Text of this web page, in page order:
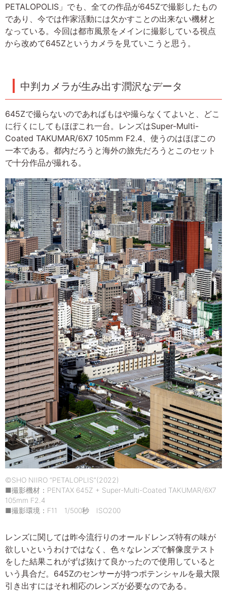
PETALOPOLIS」でも、全ての作品が645Zで撮影したもの
であり、今では作家活動には欠かすことの出来ない機材と
なっている。今回は都市風景をメインに撮影している視点
から改めて645Zというカメラを見ていこうと思う。
中判カメラが生み出す潤沢なデータ
645Zで撮らないのであればもはや撮らなくてよいと、どこ
に行くにしてもほぼこれ一台。レンズはSuper-Multi-
Coated TAKUMAR/6X7 105mm F2.4、使うのはほぼこの
一本である。都内だろうと海外の旅先だろうとこのセット
で十分作品が撮れる。
©SHO NIIRO “PETALOPLIS”(2022)
■撮影機材：PENTAX 645Z + Super-Multi-Coated TAKUMAR/6X7
105mm F2.4
■撮影環境：F11 1/500秒 ISO200
レンズに関しては昨今流行りのオールドレンズ特有の味が
欲しいというわけではなく、色々なレンズで解像度テスト
をした結果これがずば抜けて良かったので使用していると
いう具合だ。645Zのセンサーが持つポテンシャルを最大限
引き出すにはそれ相応のレンズが必要なのである。